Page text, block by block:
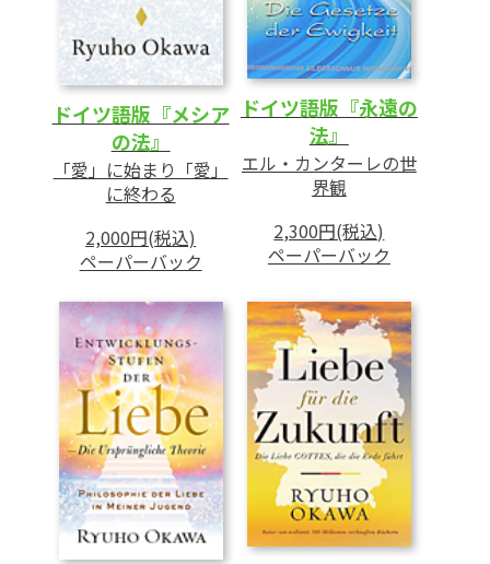
ドイツ語版『メシア
の法』
「愛」に始まり「愛」
に終わる
2,000円(税込)
ペーパーバック
ドイツ語版『永遠の
法』
エル・カンターレの世
界観
2,300円(税込)
ペーパーバック